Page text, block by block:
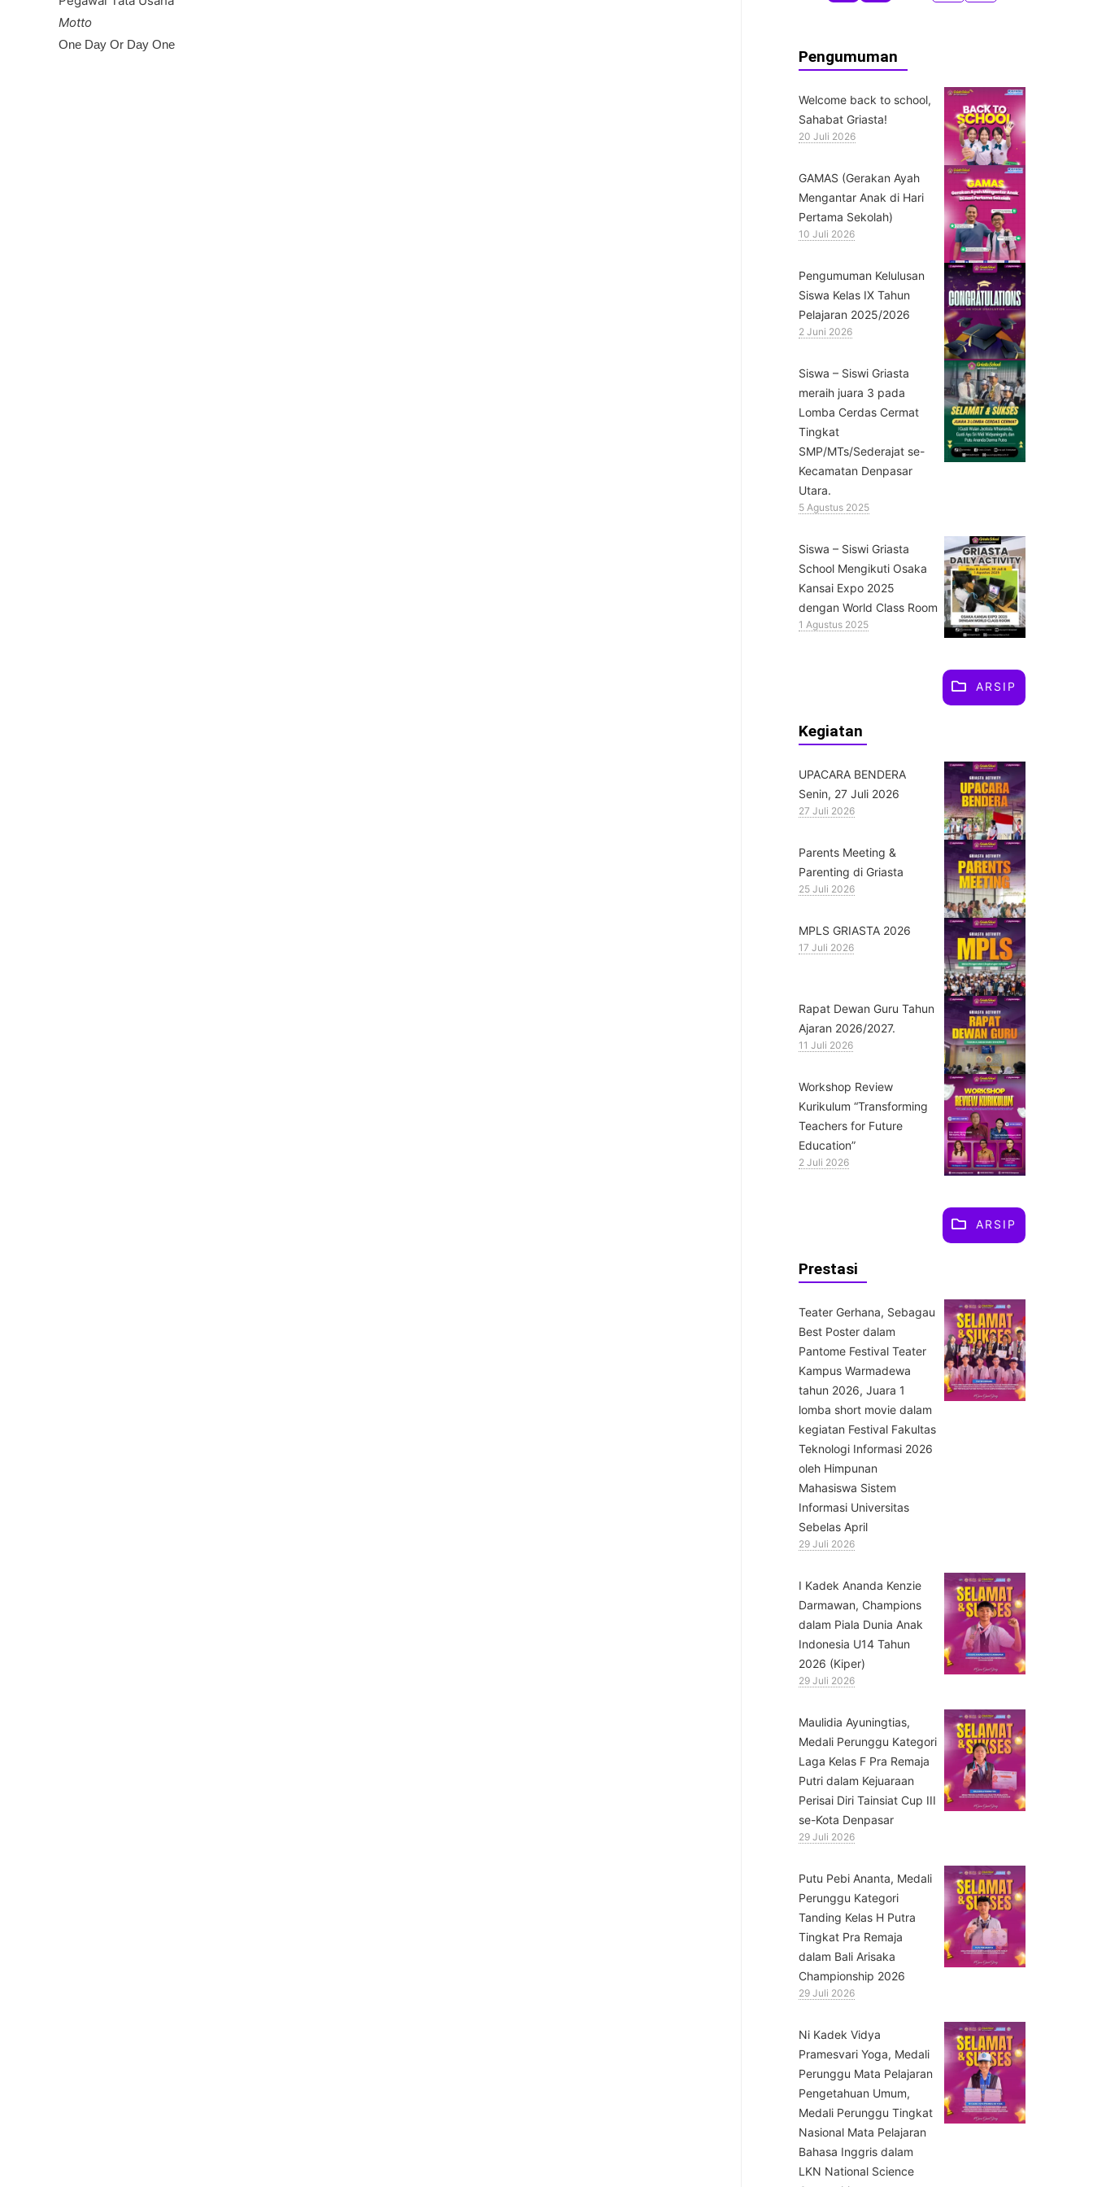
Motto
One Day Or Day One
Pengumuman
Welcome back to school,
Sahabat Griasta!
20 Juli 2026
GAMAS (Gerakan Ayah
Mengantar Anak di Hari
Pertama Sekolah)
10 Juli 2026
Pengumuman Kelulusan
Siswa Kelas IX Tahun
Pelajaran 2025/2026
2 Juni 2026
Siswa – Siswi Griasta
meraih juara 3 pada
Lomba Cerdas Cermat
Tingkat
SMP/MTs/Sederajat se-
Kecamatan Denpasar
Utara.
5 Agustus 2025
Siswa – Siswi Griasta
School Mengikuti Osaka
Kansai Expo 2025
dengan World Class Room
1 Agustus 2025
ARSIP
Kegiatan
UPACARA BENDERA
Senin, 27 Juli 2026
27 Juli 2026
Parents Meeting &
Parenting di Griasta
25 Juli 2026
MPLS GRIASTA 2026
17 Juli 2026
Rapat Dewan Guru Tahun
Ajaran 2026/2027.
11 Juli 2026
Workshop Review
Kurikulum “Transforming
Teachers for Future
Education”
2 Juli 2026
ARSIP
Prestasi
Teater Gerhana, Sebagau
Best Poster dalam
Pantome Festival Teater
Kampus Warmadewa
tahun 2026, Juara 1
lomba short movie dalam
kegiatan Festival Fakultas
Teknologi Informasi 2026
oleh Himpunan
Mahasiswa Sistem
Informasi Universitas
Sebelas April
29 Juli 2026
⁠I Kadek Ananda Kenzie
Darmawan, Champions
dalam Piala Dunia Anak
Indonesia U14 Tahun
2026 (Kiper)
29 Juli 2026
⁠Maulidia Ayuningtias,
Medali Perunggu Kategori
Laga Kelas F Pra Remaja
Putri dalam Kejuaraan
Perisai Diri Tainsiat Cup III
se-Kota Denpasar
29 Juli 2026
Putu Pebi Ananta, Medali
Perunggu Kategori
Tanding Kelas H Putra
Tingkat Pra Remaja
dalam Bali Arisaka
Championship 2026
29 Juli 2026
⁠Ni Kadek Vidya
Pramesvari Yoga, Medali
Perunggu Mata Pelajaran
Pengetahuan Umum,
Medali Perunggu Tingkat
Nasional Mata Pelajaran
Bahasa Inggris dalam
LKN National Science